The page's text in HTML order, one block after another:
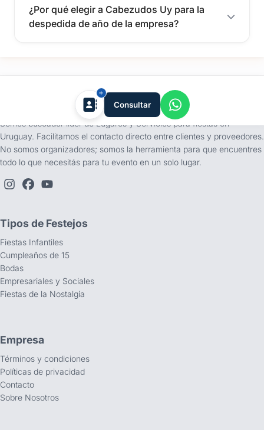
¿Por qué elegir a Cabezudos Uy para la
despedida de año de la empresa?
Consultar
tufiesta.com.uy
Somos buscador líder de Lugares y Servicios para fiestas en
Uruguay. Facilitamos el contacto directo entre clientes y proveedores.
No somos organizadores; somos la herramienta para que encuentres
todo lo que necesitás para tu evento en un solo lugar.
Tipos de Festejos
Fiestas Infantiles
Cumpleaños de 15
Bodas
Empresariales y Sociales
Fiestas de la Nostalgia
Empresa
Términos y condiciones
Políticas de privacidad
Contacto
Sobre Nosotros